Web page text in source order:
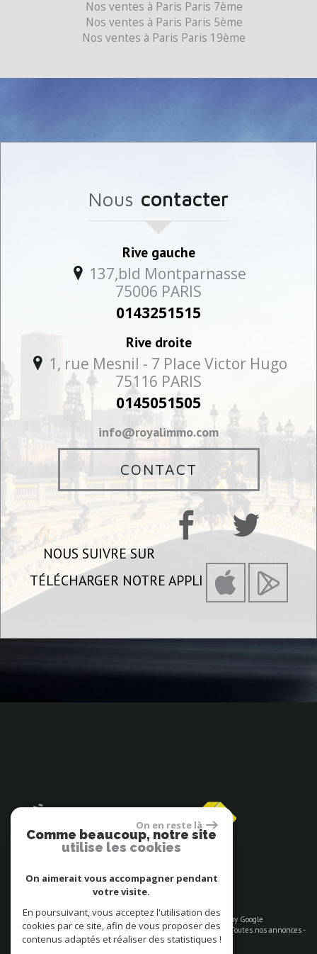
Nos ventes à Paris Paris 7ème
Nos ventes à Paris Paris 5ème
Nos ventes à Paris Paris 19ème
nous contacter
Rive gauche
137,bld Montparnasse
75006 PARIS
0143251515
Rive droite
1, rue Mesnil - 7 Place Victor Hugo
75116 PARIS
0145051505
info@royalimmo.com
CONTACT
NOUS SUIVRE SUR
TÉLÉCHARGER NOTRE APPLI
Espace propriétaires
© 2026 | Tous droits réservés | Traduction powered by Google
Plan du site- Mentions légales- Nos honoraires -Liens- Admin Toutes nos annonces-
Politique RGPD
On en reste là
Comme beaucoup, notre site
utilise les cookies
On aimerait vous accompagner pendant
votre visite.
En poursuivant, vous acceptez l'utilisation des
cookies par ce site, afin de vous proposer des
contenus adaptés et réaliser des statistiques !